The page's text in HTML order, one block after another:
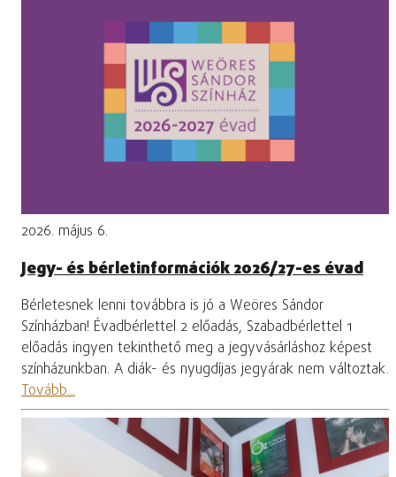
2026. május 6.
Jegy- és bérletinformációk 2026/27-es évad
Bérletesnek lenni továbbra is jó a Weöres Sándor
Színházban! Évadbérlettel 2 előadás, Szabadbérlettel 1
előadás ingyen tekinthető meg a jegyvásárláshoz képest
színházunkban. A diák- és nyugdíjas jegyárak nem változtak.
Tovább...